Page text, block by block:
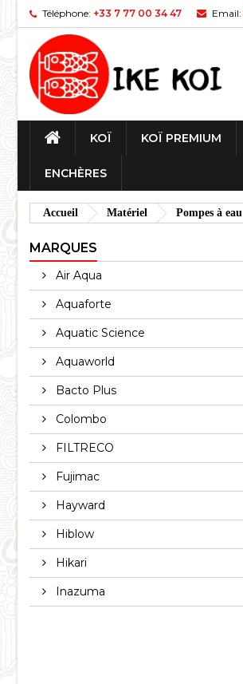
Téléphone: +33 7 77 00 34 47 Email:
KOÏ KOÏ PREMIUM
ENCHÈRES
Accueil Matériel Pompes à eau
MARQUES
Air Aqua
Aquaforte
Aquatic Science
Aquaworld
Bacto Plus
Colombo
FILTRECO
Fujimac
Hayward
Hiblow
Hikari
Inazuma